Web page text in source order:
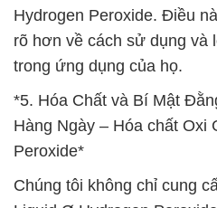
Hydrogen Peroxide. Điều
rõ hơn về cách sử dụng và
trong ứng dụng của họ.
*5. Hóa Chất và Bí Mật
Hàng Ngày – Hóa chất Oxi
Peroxide*
Chúng tôi không chỉ cung